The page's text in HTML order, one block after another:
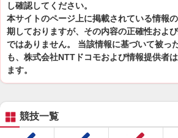
し確認してください。
本サイトのページ上に掲載されている情報
期しておりますが、その内容の正確性およ
ではありません。 当該情報に基づいて被っ
も、株式会社NTTドコモおよび情報提供者
ます。
競技一覧